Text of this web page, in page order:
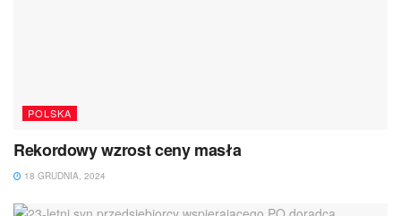
POLSKA
Rekordowy wzrost ceny masła
18 GRUDNIA, 2024